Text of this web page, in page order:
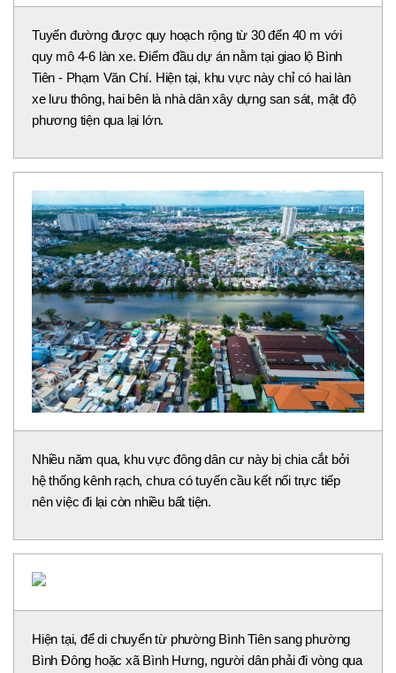
Tuyến đường được quy hoạch rộng từ 30 đến 40 m với
quy mô 4-6 làn xe. Điểm đầu dự án nằm tại giao lộ Bình
Tiên - Phạm Văn Chí. Hiện tại, khu vực này chỉ có hai làn
xe lưu thông, hai bên là nhà dân xây dựng san sát, mật độ
phương tiện qua lại lớn.
Nhiều năm qua, khu vực đông dân cư này bị chia cắt bởi
hệ thống kênh rạch, chưa có tuyến cầu kết nối trực tiếp
nên việc đi lại còn nhiều bất tiện.
Hiện tại, để di chuyển từ phường Bình Tiên sang phường
Bình Đông hoặc xã Bình Hưng, người dân phải đi vòng qua